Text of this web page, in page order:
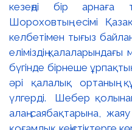
кезеңді бір
Шороховтың есімі
келбетімен тығыз
еліміздің
бүгінде бірнеше
әрі қалалық ортаның
үлгерді. Шебер
алаң-саябақтарына,